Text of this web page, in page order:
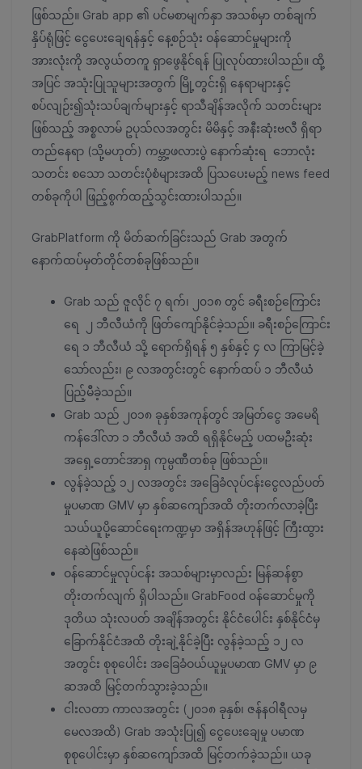
ဖြစ်သည်။ Grab app ၏ ပင်မစာမျက်နှာ အသစ်မှာ တစ်ချက်
နှိပ်ရုံဖြင့် ငွေပေးချေရန်နှင့် နေ့စဉ်သုံး ဝန်ဆောင်မှုများကို
အားလုံးကို အလွယ်တကူ ရှာဖွေနိုင်ရန် ပြုလုပ်ထားပါသည်။ ထို့
အပြင် အသုံးပြုသူများအတွက် မြို့တွင်းရှိ နေရာများနှင့်
စပ်လျဉ်း၍သုံးသပ်ချက်များနှင့် ရာသီချိန်အလိုက် သတင်းများ
ဖြစ်သည့် အစ္စလာမ် ဥပုသ်လအတွင်း မိမိနှင့် အနီးဆုံးဗလီ ရှိရာ
တည်နေရာ (သို့မဟုတ်) ကမ္ဘာ့ဖလားပွဲ နောက်ဆုံးရ ဘောလုံး
သတင်း စသော သတင်းပုံစံများအထိ ပြသပေးမည့် news feed
တစ်ခုကိုပါ ဖြည့်စွက်ထည့်သွင်းထားပါသည်။
GrabPlatform ကို မိတ်ဆက်ခြင်းသည် Grab အတွက်
နောက်ထပ်မှတ်တိုင်တစ်ခုဖြစ်သည်။
Grab သည် ဇူလိုင် ၇ ရက်၊ ၂၀၁၈ တွင် ခရီးစဉ်ကြောင်း
ရေ ၂ ဘီလီယံကို ဖြတ်ကျော်နိုင်ခဲ့သည်။ ခရီးစဉ်ကြောင်း
ရေ ၁ ဘီလီယံ သို့ ရောက်ရှိရန် ၅ နှစ်နှင့် ၄ လ ကြာမြင့်ခဲ့
သော်လည်း၊ ၉ လအတွင်းတွင် နောက်ထပ် ၁ ဘီလီယံ
ပြည့်မီခဲ့သည်။
Grab သည် ၂၀၁၈ ခုနှစ်အကုန်တွင် အမြတ်ငွေ အမေရိ
ကန်ဒေါ်လာ ၁ ဘီလီယံ အထိ ရရှိနိုင်မည့် ပထမဦးဆုံး
အရှေ့တောင်အာရှ ကုမ္ပဏီတစ်ခု ဖြစ်သည်။
လွန်ခဲ့သည့် ၁၂ လအတွင်း အခြေခံလုပ်ငန်းငွေလည်ပတ်
မှုပမာဏ GMV မှာ နှစ်ဆကျော်အထိ တိုးတက်လာခဲ့ပြီး
သယ်ယူပို့ဆောင်ရေးကဏ္ဍမှာ အရှိန်အဟုန်ဖြင့် ကြီးထွား
နေဆဲဖြစ်သည်။
ဝန်ဆောင်မှုလုပ်ငန်း အသစ်များမှာလည်း မြန်ဆန်စွာ
တိုးတက်လျက် ရှိပါသည်။ GrabFood ဝန်ဆောင်မှုကို
ဒုတိယ သုံးလပတ် အချိန်အတွင်း နိုင်ငံပေါင်း နှစ်နိုင်ငံမှ
ခြောက်နိုင်ငံအထိ တိုးချဲ့နိုင်ခဲ့ပြီး လွန်ခဲ့သည့် ၁၂ လ
အတွင်း စုစုပေါင်း အခြေခံဝယ်ယူမှုပမာဏ GMV မှာ ၉
ဆအထိ မြင့်တက်သွားခဲ့သည်။
ငါးလတာ ကာလအတွင်း (၂၀၁၈ ခုနှစ်၊ ဇန်နဝါရီလမှ
မေလအထိ) Grab အသုံးပြု၍ ငွေပေးချေမှု ပမာဏ
စုစုပေါင်းမှာ နှစ်ဆကျော်အထိ မြင့်တက်ခဲ့သည်။ ယခု